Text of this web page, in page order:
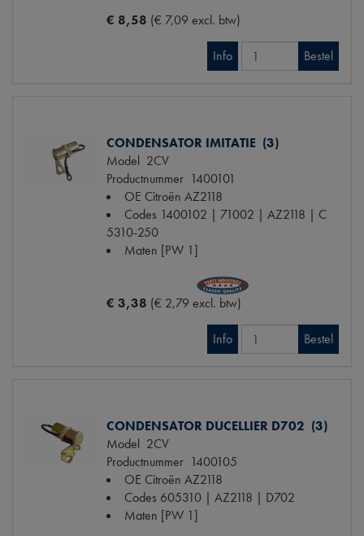
€ 8,58 (€ 7,09 excl. btw)
Info Bestel
CONDENSATOR IMITATIE (3)
Model 2CV
Productnummer 1400101
OE Citroën AZ2118
Codes 1400102 | 71002 | AZ2118 | C
5310-250
Maten [PW 1]
€ 3,38 (€ 2,79 excl. btw)
Info Bestel
CONDENSATOR DUCELLIER D702 (3)
Model 2CV
Productnummer 1400105
OE Citroën AZ2118
Codes 605310 | AZ2118 | D702
Maten [PW 1]